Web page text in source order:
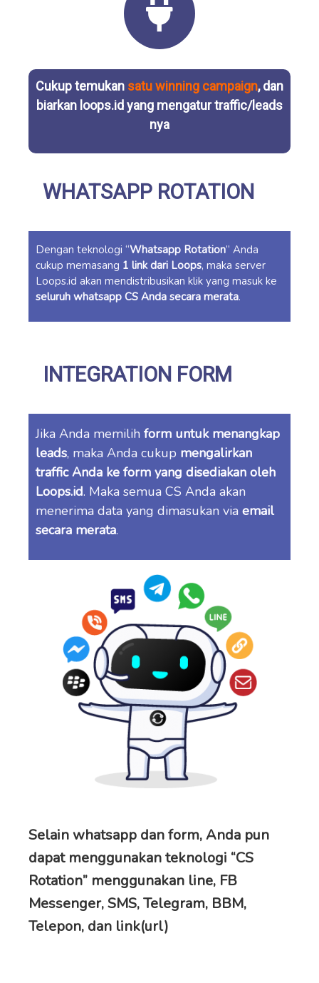
Cukup temukan satu winning campaign, dan
biarkan loops.id yang mengatur traffic/leads
nya
WHATSAPP ROTATION
Dengan teknologi “Whatsapp Rotation” Anda
cukup memasang 1 link dari Loops, maka server
Loops.id akan mendistribusikan klik yang masuk ke
seluruh whatsapp CS Anda secara merata.
INTEGRATION FORM
Jika Anda memilih form untuk menangkap
leads, maka Anda cukup mengalirkan
traffic Anda ke form yang disediakan oleh
Loops.id. Maka semua CS Anda akan
menerima data yang dimasukan via email
secara merata.
Selain whatsapp dan form, Anda pun
dapat menggunakan teknologi “CS
Rotation” menggunakan line, FB
Messenger, SMS, Telegram, BBM,
Telepon, dan link(url)